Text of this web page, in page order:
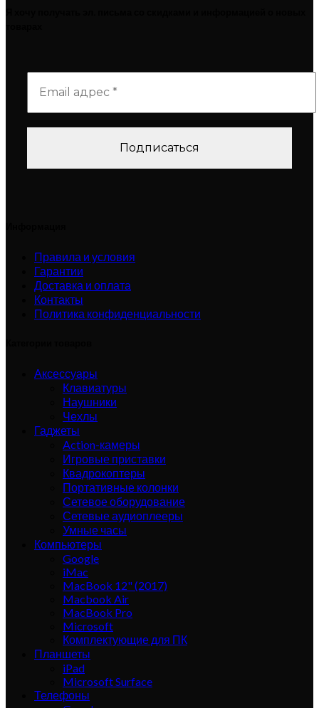
Правила и условия
Гарантии
Доставка и оплата
Контакты
Политика конфиденциальности
Аксессуары
Клавиатуры
Наушники
Чехлы
Гаджеты
Action-камеры
Игровые приставки
Квадрокоптеры
Портативные колонки
Сетевое оборудование
Сетевые аудиоплееры
Умные часы
Компьютеры
Google
iMac
MacBook 12" (2017)
Macbook Air
MacBook Pro
Microsoft
Комплектующие для ПК
Планшеты
iPad
Microsoft Surface
Телефоны